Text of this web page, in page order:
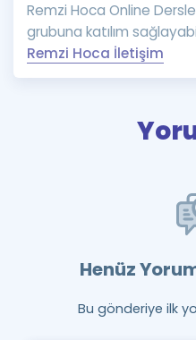
Kampanyalar
Blog
Remzi Hoca Online
grubuna katılım
Remzi Hoca İletişim
Henüz
Bu gönderiye ilk